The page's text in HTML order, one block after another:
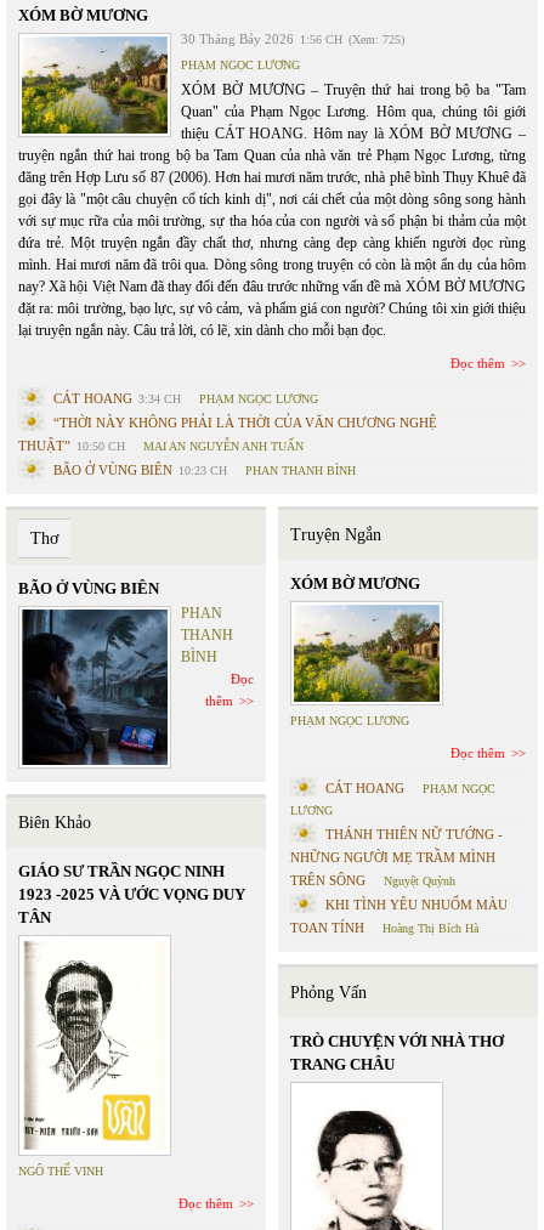
XÓM BỜ MƯƠNG
30 Tháng Bảy 2026 1:56 CH (Xem: 725)
PHẠM NGỌC LƯƠNG
XÓM BỜ MƯƠNG – Truyện thứ hai trong bộ ba "Tam
Quan" của Phạm Ngọc Lương. Hôm qua, chúng tôi giới
thiệu CÁT HOANG. Hôm nay là XÓM BỜ MƯƠNG –
truyện ngắn thứ hai trong bộ ba Tam Quan của nhà văn trẻ Phạm Ngọc Lương, từng
đăng trên Hợp Lưu số 87 (2006). Hơn hai mươi năm trước, nhà phê bình Thụy Khuê đã
gọi đây là "một câu chuyện cổ tích kinh dị", nơi cái chết của một dòng sông song hành
với sự mục rữa của môi trường, sự tha hóa của con người và số phận bi thảm của một
đứa trẻ. Một truyện ngắn đầy chất thơ, nhưng càng đẹp càng khiến người đọc rùng
mình. Hai mươi năm đã trôi qua. Dòng sông trong truyện có còn là một ẩn dụ của hôm
nay? Xã hội Việt Nam đã thay đổi đến đâu trước những vấn đề mà XÓM BỜ MƯƠNG
đặt ra: môi trường, bạo lực, sự vô cảm, và phẩm giá con người? Chúng tôi xin giới thiệu
lại truyện ngắn này. Câu trả lời, có lẽ, xin dành cho mỗi bạn đọc.
Đọc thêm
CÁT HOANG 3:34 CH PHẠM NGỌC LƯƠNG
“THỜI NÀY KHÔNG PHẢI LÀ THỜI CỦA VĂN CHƯƠNG NGHỆ
THUẬT” 10:50 CH MAI AN NGUYỄN ANH TUẤN
BÃO Ở VÙNG BIÊN 10:23 CH PHAN THANH BÌNH
Thơ
BÃO Ở VÙNG BIÊN
PHAN
THANH
BÌNH
Đọc
thêm
Biên Khảo
GIÁO SƯ TRẦN NGỌC NINH
1923 -2025 VÀ ƯỚC VỌNG DUY
TÂN
NGÔ THẾ VINH
Đọc thêm
Truyện Ngắn
XÓM BỜ MƯƠNG
PHẠM NGỌC LƯƠNG
Đọc thêm
CÁT HOANG
PHẠM NGỌC
LƯƠNG
THÁNH THIÊN NỮ TƯỚNG -
NHỮNG NGƯỜI MẸ TRẦM MÌNH
TRÊN SÔNG
Nguyệt Quỳnh
KHI TÌNH YÊU NHUỐM MÀU
TOAN TÍNH
Hoàng Thị Bích Hà
Phỏng Vấn
TRÒ CHUYỆN VỚI NHÀ THƠ
TRANG CHÂU